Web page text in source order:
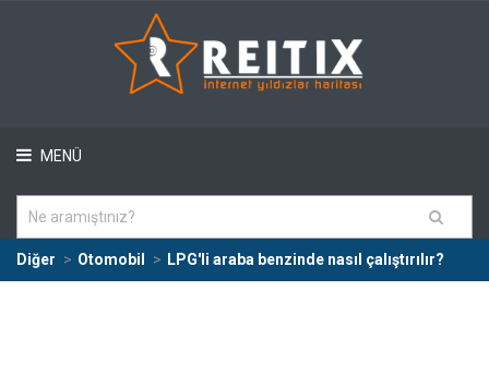
MENÜ
Diğer Otomobil LPG'li araba benzinde nasıl çalıştırılır?